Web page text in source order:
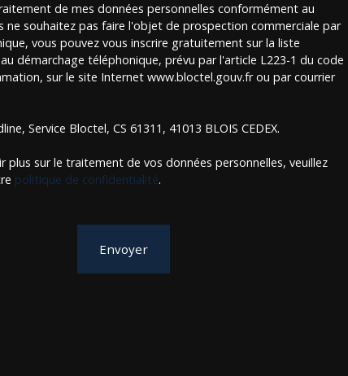
de mes données personnelles conformément au
ne souhaitez pas faire l'objet de prospection commerciale par
vous pouvez vous inscrire gratuitement sur la liste
démarchage téléphonique, prévu par l'article L223-1 du code
sur le site Internet www.bloctel.gouv.fr ou par courrier
Service Bloctel, CS 61311, 41013 BLOIS CEDEX.
plus sur le traitement de vos données personnelles, veuillez
politique de confidentialité.
Envoyer